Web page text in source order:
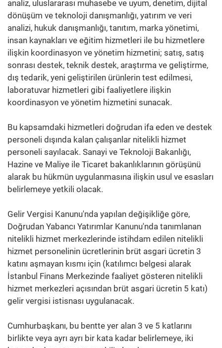
analiz, uluslararası muhasebe ve uyum, denetim, dijital
dönüşüm ve teknoloji danışmanlığı, yatırım ve veri
analizi, hukuk danışmanlığı, tanıtım, marka yönetimi,
insan kaynakları ve eğitim hizmetleri ile bu hizmetlere
ilişkin koordinasyon ve yönetim hizmetini; satış, satış
sonrası destek, teknik destek, araştırma ve geliştirme,
dış tedarik, yeni geliştirilen ürünlerin test edilmesi,
laboratuvar hizmetleri gibi faaliyetlere ilişkin
koordinasyon ve yönetim hizmetini sunacak.
Bu kapsamdaki hizmetleri doğrudan ifa eden ve destek
personeli dışında kalan çalışanlar nitelikli hizmet
personeli sayılacak. Sanayi ve Teknoloji Bakanlığı,
Hazine ve Maliye ile Ticaret bakanlıklarının görüşünü
alarak bu hükmün uygulanmasına ilişkin usul ve esasları
belirlemeye yetkili olacak.
Gelir Vergisi Kanunu'nda yapılan değişikliğe göre,
Doğrudan Yabancı Yatırımlar Kanunu'nda tanımlanan
nitelikli hizmet merkezlerinde istihdam edilen nitelikli
hizmet personelinin ücretlerinin brüt asgari ücretin 3
katını aşmayan kısmı için (katılımcı belgesi alarak
İstanbul Finans Merkezinde faaliyet gösteren nitelikli
hizmet merkezleri açısından brüt asgari ücretin 5 katı)
gelir vergisi istisnası uygulanacak.
Cumhurbaşkanı, bu bentte yer alan 3 ve 5 katlarını
birlikte veya ayrı ayrı bir kata kadar belirlemeye, iki